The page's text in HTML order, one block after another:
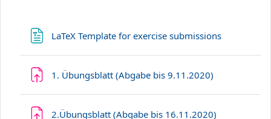
LaTeX Template for exercise submissions
1. Übungsblatt (Abgabe bis 9.11.2020)
2.Übungsblatt (Abgabe bis 16.11.2020)